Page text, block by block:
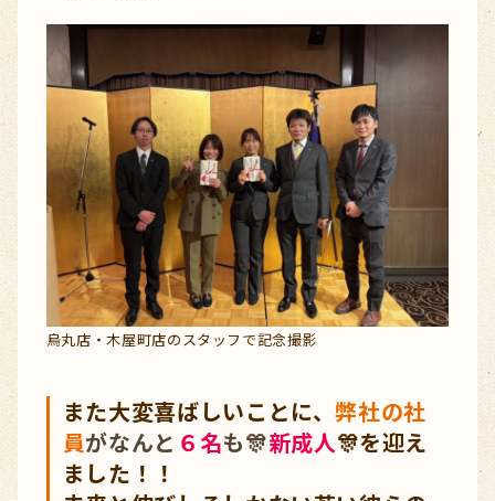
烏丸店・木屋町店のスタッフで記念撮影
また大変喜ばしいことに、弊社の社
員がなんと ６名も🎊新成人🎊を迎え
ました！！